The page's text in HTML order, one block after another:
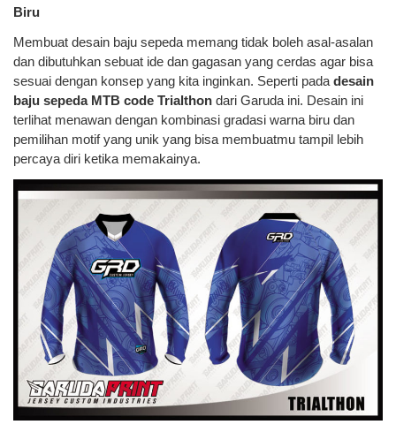
Biru
Membuat desain baju sepeda memang tidak boleh asal-asalan
dan dibutuhkan sebuat ide dan gagasan yang cerdas agar bisa
sesuai dengan konsep yang kita inginkan. Seperti pada desain
baju sepeda MTB code Trialthon dari Garuda ini. Desain ini
terlihat menawan dengan kombinasi gradasi warna biru dan
pemilihan motif yang unik yang bisa membuatmu tampil lebih
percaya diri ketika memakainya.